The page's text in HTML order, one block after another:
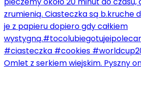
Omlet z serkiem wiejskim. Pyszny